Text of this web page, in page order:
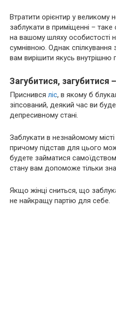
Втратити орієнтир у великому
заблукати в приміщенні –
на вашому шляху особистості
сумнівною. Однак
вам вирішити якусь внутрішню
Загубитися, загубитися
Приснився ліс, в якому б
зіпсований, деякий час ви
депресивному стані.
Заблукати в незнайомому місті
причому підстав для цього
будете займатися
стану вам допоможе тільки
Якщо жінці сниться, що
не найкращу партію для себе.